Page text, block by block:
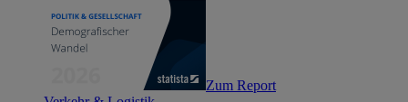
Zum Report